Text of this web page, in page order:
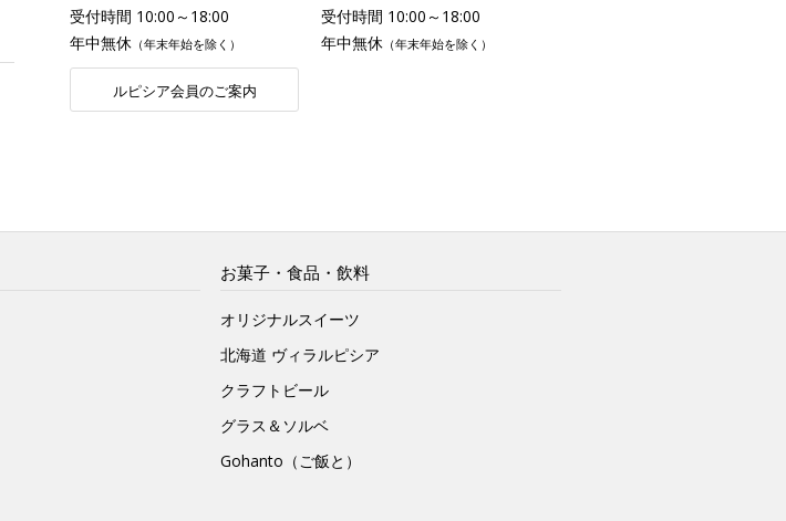
受付時間 10:00～18:00
年中無休 （年末年始を除く）
ルピシア会員のご案内
受付時間 10:00～18:00
年中無休 （年末年始を除く）
お菓子・食品・飲料
オリジナルスイーツ
北海道 ヴィラルピシア
クラフトビール
グラス＆ソルベ
Gohanto（ご飯と）